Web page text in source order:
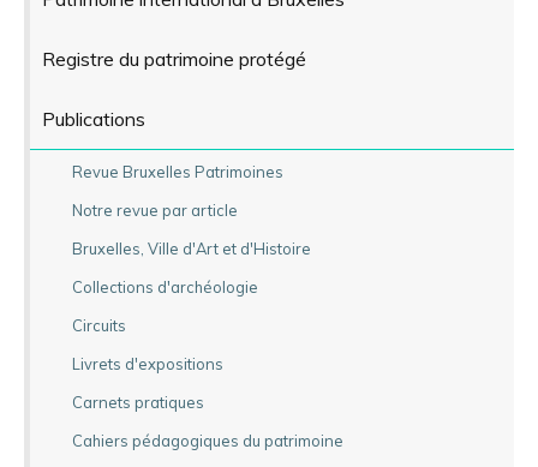
Registre du patrimoine protégé
Publications
Revue Bruxelles Patrimoines
Notre revue par article
Bruxelles, Ville d'Art et d'Histoire
Collections d'archéologie
Circuits
Livrets d'expositions
Carnets pratiques
Cahiers pédagogiques du patrimoine